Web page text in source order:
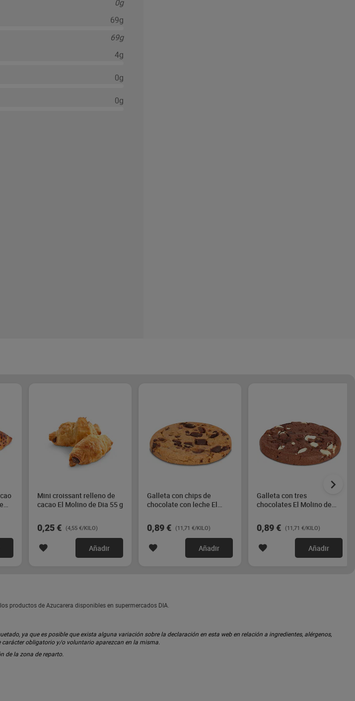
0g
69g
69g
4g
0g
0g
Mini croissant relleno de
cacao El Molino de Dia 55 g
0,25 € (4,55 €/KILO)
Añadir
Galleta con chips de
chocolate con leche El
0,89 € (11,71 €/KILO)
Añadir
Galleta con tres
chocolates El Molino de
0,89 € (11,71 €/KILO)
Añadir
productos de Azucarera disponibles en supermercados DIA.
ya que es posible que exista alguna variación sobre la declaración en esta web en relación a ingredientes, alérgenos,
obligatorio y/o voluntario aparezcan en la misma.
de la zona de reparto.